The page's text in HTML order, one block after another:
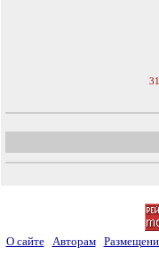
31
О сайте Авторам